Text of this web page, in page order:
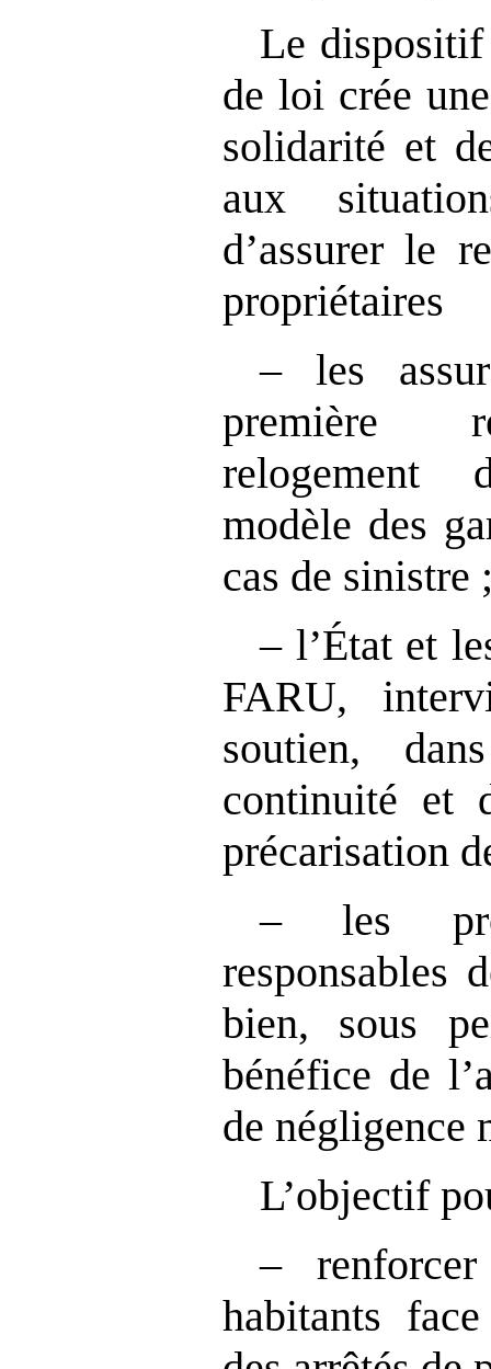
Le
de loi crée
solidarité et
aux
d’assurer le
propriétaires
– les
première
relogement
modèle des
cas de sinistre
– l’État et
FARU,
soutien,
continuité et
précarisation
– les
responsables
bien, sous
bénéfice de
de négligence
L’objectif
–
habitants